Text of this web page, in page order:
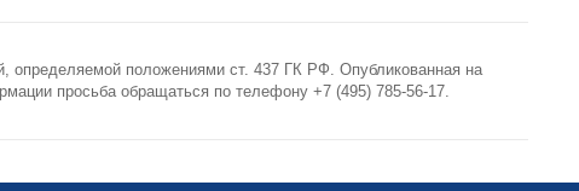
определяемой положениями ст. 437 ГК РФ. Опубликованная на
просьба обращаться по телефону +7 (495) 785-56-17.